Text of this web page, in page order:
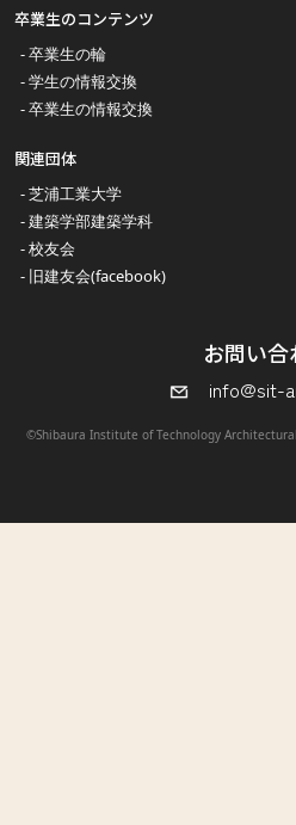
卒業生のコンテンツ
卒業生の輪
学生の情報交換
卒業生の情報交換
関連団体
芝浦工業大学
建築学部建築学科
校友会
旧建友会(facebook)
お問い合
info@sit-
©Shibaura Institute of Technology